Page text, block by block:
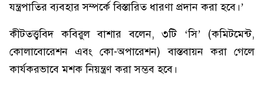
যন্ত্রপাতির ব্যবহার সম্পর্কে বিস্তারিত ধারণা প্রদান করা হবে।’
কীটতত্ত্ববিদ কবিরুল বাশার বলেন, ৩টি ‘সি’ (কমিটমেন্ট,
কোলাবোরেশন এবং কো-অপারেশন) বাস্তবায়ন করা গেলে
কার্যকরভাবে মশক নিয়ন্ত্রণ করা সম্ভব হবে।